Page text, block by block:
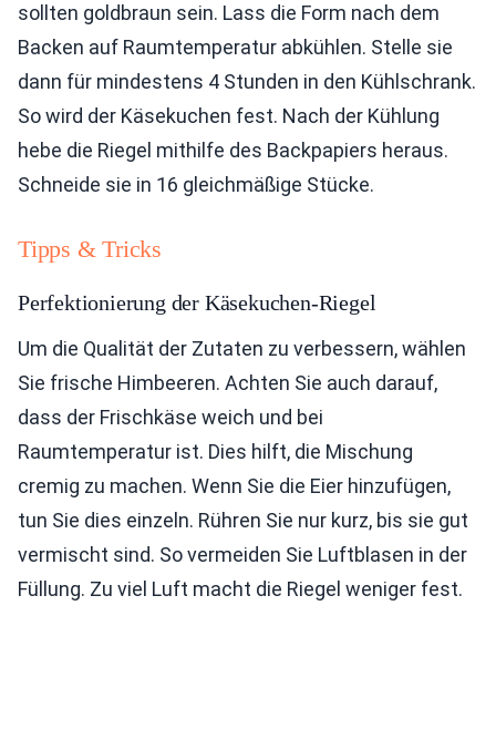
sollten goldbraun sein. Lass die Form nach dem
Backen auf Raumtemperatur abkühlen. Stelle sie
dann für mindestens 4 Stunden in den Kühlschrank.
So wird der Käsekuchen fest. Nach der Kühlung
hebe die Riegel mithilfe des Backpapiers heraus.
Schneide sie in 16 gleichmäßige Stücke.
Tipps & Tricks
Perfektionierung der Käsekuchen-Riegel
Um die Qualität der Zutaten zu verbessern, wählen
Sie frische Himbeeren. Achten Sie auch darauf,
dass der Frischkäse weich und bei
Raumtemperatur ist. Dies hilft, die Mischung
cremig zu machen. Wenn Sie die Eier hinzufügen,
tun Sie dies einzeln. Rühren Sie nur kurz, bis sie gut
vermischt sind. So vermeiden Sie Luftblasen in der
Füllung. Zu viel Luft macht die Riegel weniger fest.